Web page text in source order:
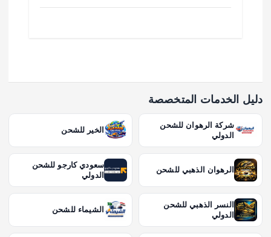
دليل الخدمات المتخصصة
شركة الرهوان للشحن
الدولي
الخير للشحن
الرهوان الذهبي للشحن
سعودي كارجو للشحن
الدولي
النسر الذهبي للشحن
الدولي
الشيماء للشحن